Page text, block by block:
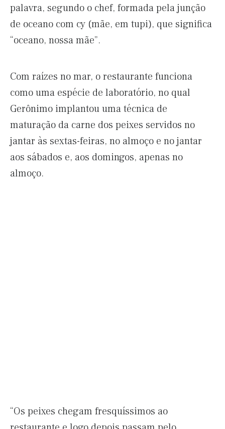
palavra, segundo o chef, formada pela junção
de oceano com cy (mãe, em tupi), que significa
“oceano, nossa mãe”.
Com raízes no mar, o restaurante funciona
como uma espécie de laboratório, no qual
Gerônimo implantou uma técnica de
maturação da carne dos peixes servidos no
jantar às sextas-feiras, no almoço e no jantar
aos sábados e, aos domingos, apenas no
almoço.
“Os peixes chegam fresquíssimos ao